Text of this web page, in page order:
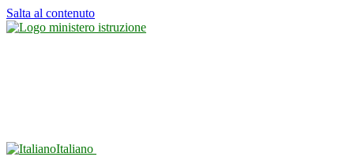
Salta al contenuto
Italiano